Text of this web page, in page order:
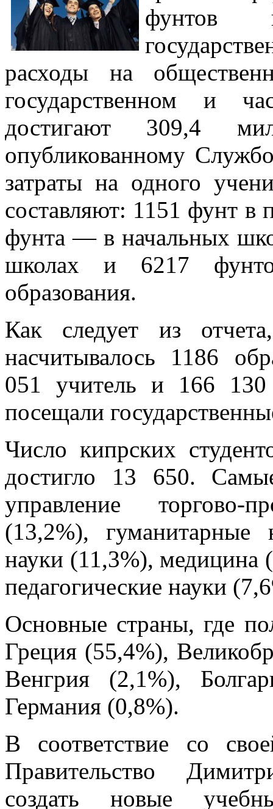
фунтов
расходы на
государственном и
достигают 309,4
опубликованному
затраты на одного
составляют: 1151 фунт в
фунта — в начальных
школах и 6217
образования.
Как следует из
насчитывалось 1186
051 учитель и 166 130
посещали
Число кипрских
достигло 13 650.
управление торгово-
(13,2%), гуманитарные
науки (11,3%), медицина
педагогические науки
Основные страны, где
Греция (55,4%),
Венгрия (2,1%),
Германия (0,8%).
В соответствие со
Правительство
создать новые